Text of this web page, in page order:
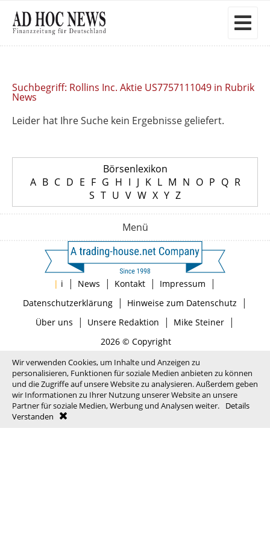
Suchbegriff: Rollins Inc. Aktie US7757111049 in Rubrik
News
Leider hat Ihre Suche kein Ergebnisse geliefert.
Börsenlexikon
A B C D E F G H I J K L M N O P Q R
S T U V W X Y Z
Menü
| i | News | Kontakt | Impressum |
Datenschutzerklärung| Hinweise zum Datenschutz |
Über uns | Unsere Redaktion | Mike Steiner|
2026 © Copyright
Wir verwenden Cookies, um Inhalte und Anzeigen zu
personalisieren, Funktionen für soziale Medien anbieten zu können
und die Zugriffe auf unsere Website zu analysieren. Außerdem geben
wir Informationen zu Ihrer Nutzung unserer Website an unsere
Partner für soziale Medien, Werbung und Analysen weiter.
Details
Verstanden